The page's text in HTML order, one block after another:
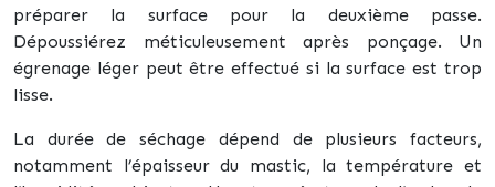
préparer la surface pour la deuxième passe.
Dépoussiérez méticuleusement après ponçage. Un
égrenage léger peut être effectué si la surface est trop
lisse.
La durée de séchage dépend de plusieurs facteurs,
notamment l’épaisseur du mastic, la température et